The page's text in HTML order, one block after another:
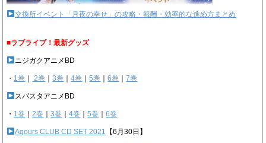
交換所イベント「月夜の幸せ」の攻略・報酬・効率的な進め方まとめ
■ラブライブ！最新グッズ
ニジガクアニメBD
・ 1巻 2巻 ｜3巻 ｜4巻 ｜5巻 ｜6巻 ｜7巻
スパスタアニメBD
・ 1巻 ｜2巻 ｜3巻 ｜4巻 ｜5巻 ｜6巻
Aqours CLUB CD SET 2021 【6月30日】